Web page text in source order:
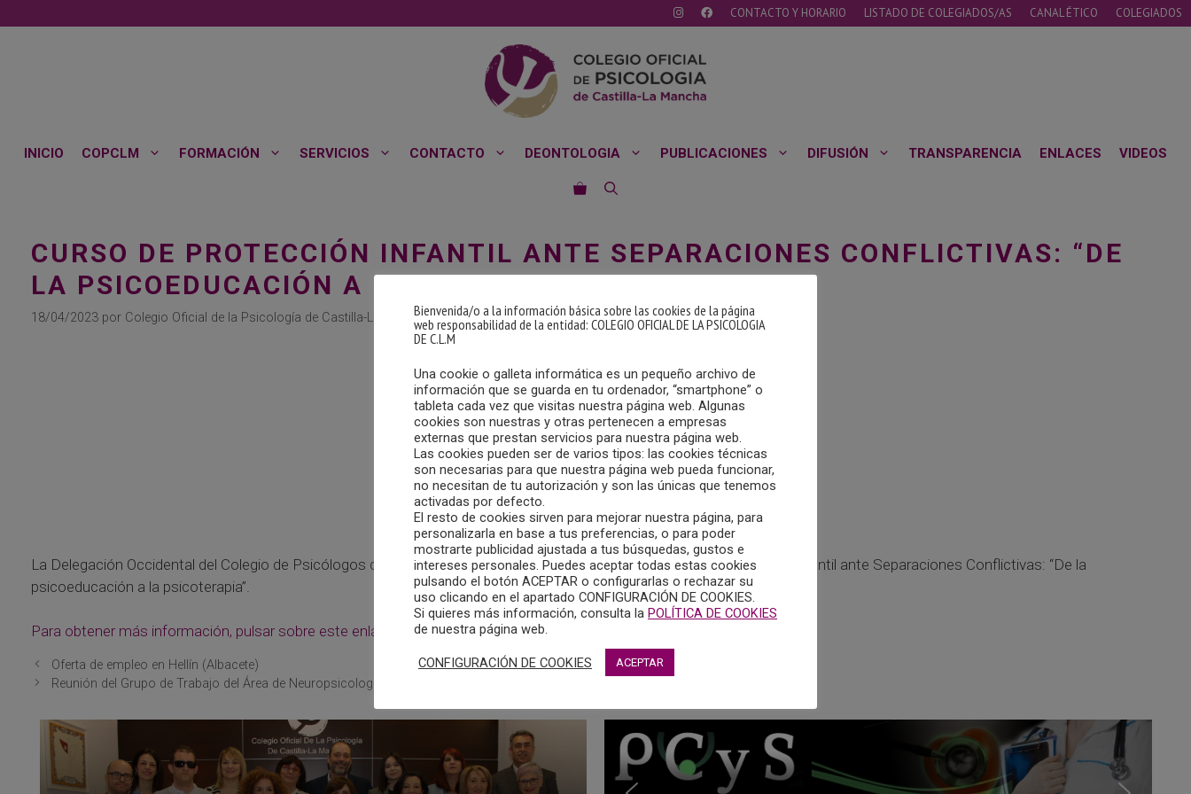
al
CONTACTO Y HORARIO LISTADO DE COLEGIADOS/AS CANAL ÉTICO COLEGIADOS
INICIO COPCLM FORMACIÓN SERVICIOS CONTACTO DEONTOLOGIA PUBLICACIONES DIFUSIÓN TRANSPARENCIA ENLACES VIDEOS
CURSO DE PROTECCIÓN INFANTIL ANTE SEPARACIONES CONFLICTIVAS: “DE
LA PSICOEDUCACIÓN A LA PSICOTERAPIA”
18/04/2023 por Colegio Oficial de la Psicología de Castilla-La Mancha
La Delegación Occidental del Colegio de Psicólogos de Andalucía organiza la Primera Edición del Curso de Protección Infantil ante Separaciones Conflictivas: “De la
psicoeducación a la psicoterapia”.
Para obtener más información, pulsar sobre este enlace.
Oferta de empleo en Hellín (Albacete)
Reunión del Grupo de Trabajo del Área de Neuropsicología del Colegio Oficial de la Psicología de Castilla-La Mancha
Bienvenida/o a la información básica sobre las cookies de la página
web responsabilidad de la entidad: COLEGIO OFICIAL DE LA PSICOLOGIA
DE C.L.M
Una cookie o galleta informática es un pequeño archivo de
información que se guarda en tu ordenador, “smartphone” o
tableta cada vez que visitas nuestra página web. Algunas
cookies son nuestras y otras pertenecen a empresas
externas que prestan servicios para nuestra página web.
Las cookies pueden ser de varios tipos: las cookies técnicas
son necesarias para que nuestra página web pueda funcionar,
no necesitan de tu autorización y son las únicas que tenemos
activadas por defecto.
El resto de cookies sirven para mejorar nuestra página, para
personalizarla en base a tus preferencias, o para poder
mostrarte publicidad ajustada a tus búsquedas, gustos e
intereses personales. Puedes aceptar todas estas cookies
pulsando el botón ACEPTAR o configurarlas o rechazar su
uso clicando en el apartado CONFIGURACIÓN DE COOKIES.
Si quieres más información, consulta la POLÍTICA DE COOKIES
de nuestra página web.
CONFIGURACIÓN DE COOKIES ACEPTAR